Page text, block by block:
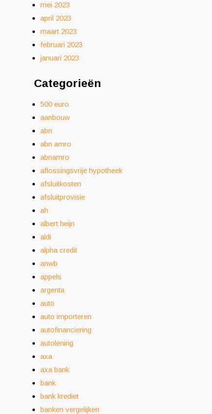
mei 2023
april 2023
maart 2023
februari 2023
januari 2023
Categorieën
500 euro
aanbouw
abn
abn amro
abnamro
aflossingsvrije hypotheek
afsluitkosten
afsluitprovisie
ah
albert heijn
aldi
alpha credit
anwb
appels
argenta
auto
auto importeren
autofinanciering
autolening
axa
axa bank
bank
bank krediet
banken vergelijken